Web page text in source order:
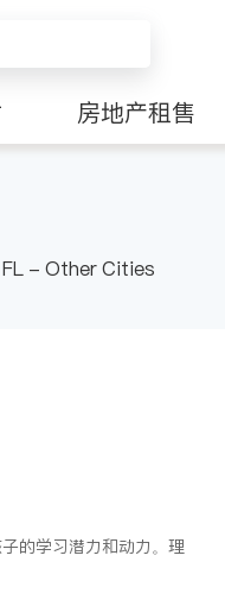
房地产租售
FL - Other Cities
的学习潜力和动力。理